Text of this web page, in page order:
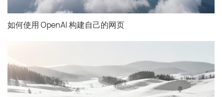
如何使用 OpenAI 构建自己的网页